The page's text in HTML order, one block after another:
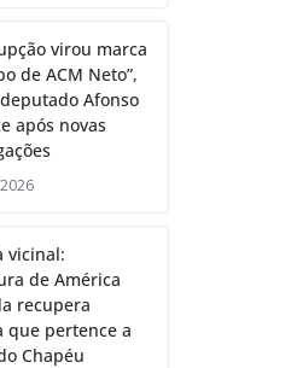
virou marca
de ACM Neto”,
Afonso
após novas
vicinal:
de América
recupera
que pertence a
Chapéu